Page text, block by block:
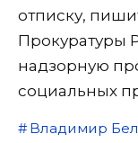
отписку,
Прокуратуры
надзорную
социальных
Владимир